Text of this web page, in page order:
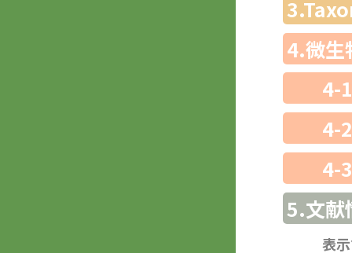
4.微生
4-
4-
4-
5.文献
表